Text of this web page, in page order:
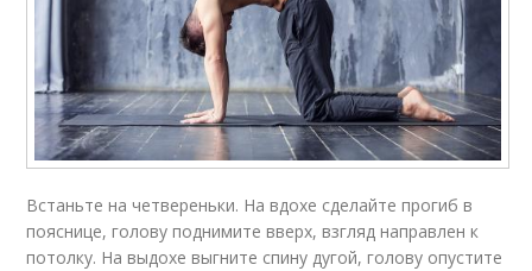
Встаньте на четвереньки. На вдохе сделайте прогиб в
пояснице, голову поднимите вверх, взгляд направлен к
потолку. На выдохе выгните спину дугой, голову опустите